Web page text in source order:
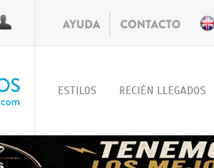
ESTILOS RECIÉN LLEGADOS